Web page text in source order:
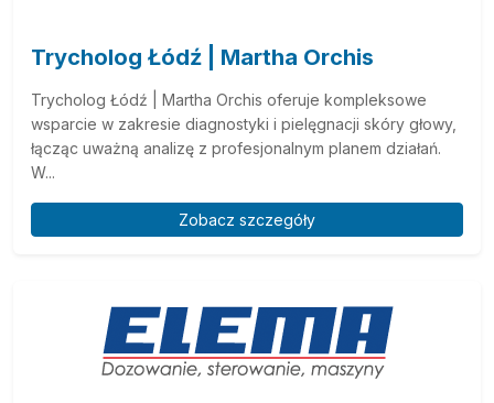
Trycholog Łódź | Martha Orchis
Trycholog Łódź | Martha Orchis oferuje kompleksowe
wsparcie w zakresie diagnostyki i pielęgnacji skóry głowy,
łącząc uważną analizę z profesjonalnym planem działań.
W...
Zobacz szczegóły